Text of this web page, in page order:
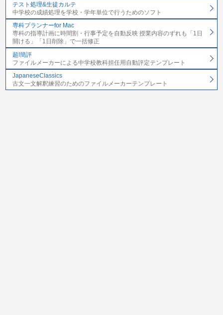
テスト処理&生徒カルテ
中学校の成績処理を学校・学年単位で行うためのソフト
専科プランナーfor Mac
専科の指導計画に時間割・行事予定を自動反映 授業内容のずれも「1日
開ける」「1日削除」で一括修正
超!簡評
ファイルメーカーによる中学校教科担任用自動評定テンプレート
JapaneseClassics
古文一文解釈練習のためのファイルメーカーテンプレート